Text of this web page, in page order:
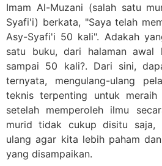
Imam Al-Muzani (salah satu
Syafi'i) berkata, "Saya telah
Asy-Syafi'i 50 kali". Adakah
satu buku, dari halaman awal
sampai 50 kali?. Dari sini,
ternyata, mengulang-ulang
teknis terpenting untuk
setelah memperoleh ilmu
murid tidak cukup disitu saja,
ulang agar kita lebih paham
yang disampaikan.